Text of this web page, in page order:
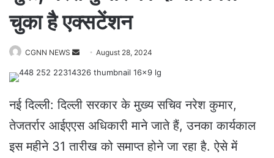
चुका है एक्सटेंशन
CGNN NEWS
e
d
a
n
e
August 28, 2024
नई दिल्ली: दिल्ली सरकार के मुख्य सचिव नरेश कुमार,
तेजतर्रार आईएएस अधिकारी माने जाते हैं, उनका कार्यकाल
इस महीने 31 तारीख को समाप्त होने जा रहा है. ऐसे में